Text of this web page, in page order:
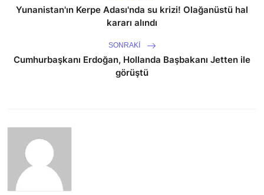
Yunanistan'ın Kerpe Adası'nda su krizi! Olağanüstü hal
kararı alındı
SONRAKI
Cumhurbaşkanı Erdoğan, Hollanda Başbakanı Jetten ile
görüştü